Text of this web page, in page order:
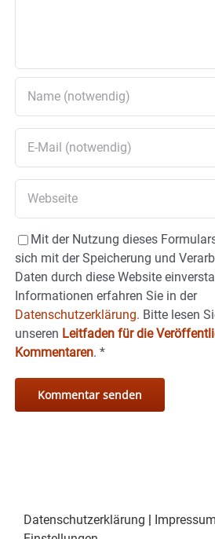
Mit der Nutzung dieses
sich mit der Speicherung und
Daten durch diese Website
Informationen erfahren Sie in der
Datenschutzerklärung. Bitte lesen
unseren Leitfaden für die
Kommentaren. *
Datenschutzerklärung | Impressum